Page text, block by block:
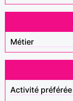
Métier
Activité préférée